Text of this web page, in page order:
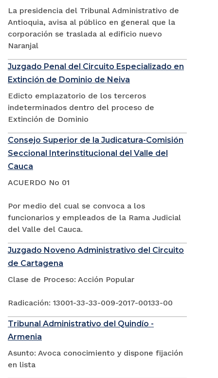
La presidencia del Tribunal Administrativo de
Antioquia, avisa al público en general que la
corporación se traslada al edificio nuevo
Naranjal
Juzgado Penal del Circuito Especializado en
Extinción de Dominio de Neiva
Edicto emplazatorio de los terceros
indeterminados dentro del proceso de
Extinción de Dominio
Consejo Superior de la Judicatura-Comisión
Seccional Interinstitucional del Valle del
Cauca
ACUERDO No 01
Por medio del cual se convoca a los
funcionarios y empleados de la Rama Judicial
del Valle del Cauca.
Juzgado Noveno Administrativo del Circuito
de Cartagena
Clase de Proceso: Acción Popular
Radicación: 13001-33-33-009-2017-00133-00
Tribunal Administrativo del Quindío -
Armenia
Asunto: Avoca conocimiento y dispone fijación
en lista